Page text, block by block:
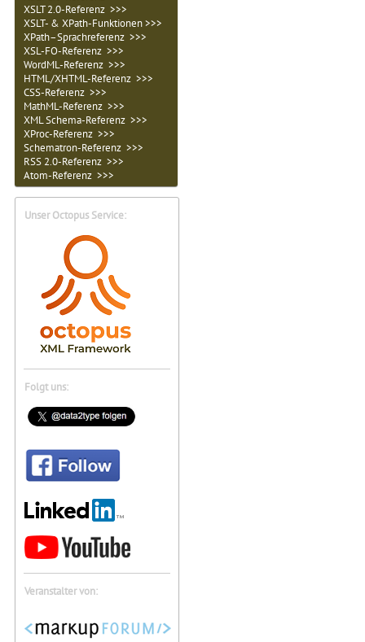
XSLT 2.0-Referenz >>>
XSLT- & XPath-Funktionen >>>
XPath–Sprachreferenz >>>
XSL-FO-Referenz >>>
WordML-Referenz >>>
HTML/XHTML-Referenz >>>
CSS-Referenz >>>
MathML-Referenz >>>
XML Schema-Referenz >>>
XProc-Referenz >>>
Schematron-Referenz >>>
RSS 2.0-Referenz >>>
Atom-Referenz >>>
Unser Octopus Service:
Folgt uns:
Veranstalter von: